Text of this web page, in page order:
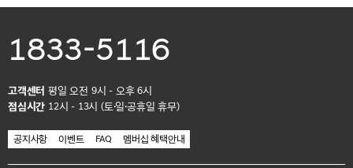
1833-5116
고객센터 평일 오전 9시 - 오후 6시
점심시간 12시 - 13시 (토·일·공휴일 휴무)
공지사항 이벤트 FAQ 멤버십 혜택안내